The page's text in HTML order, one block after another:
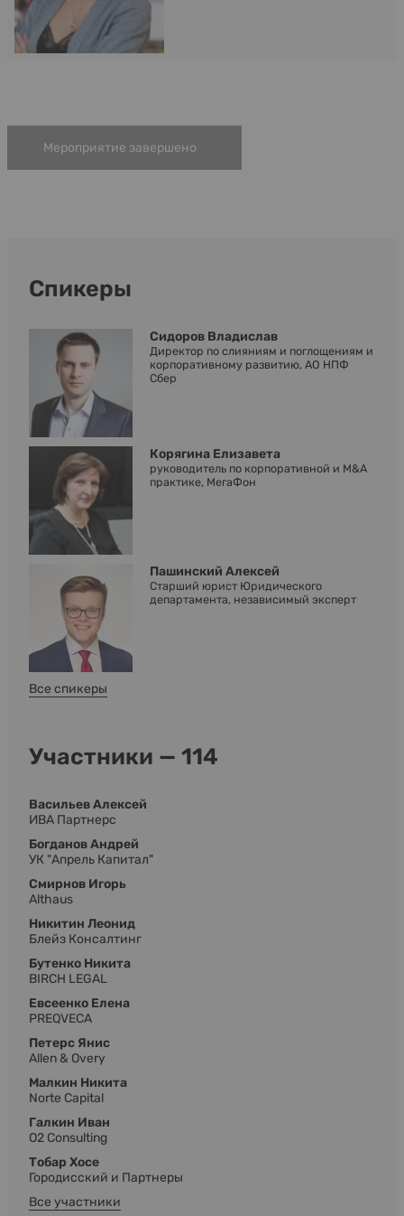
Мероприятие завершено
Спикеры
Сидоров Владислав
Директор по слияниям и поглощениям и
корпоративному развитию, АО НПФ
Сбер
Корягина Елизавета
руководитель по корпоративной и M&A
практике, МегаФон
Пашинский Алексей
Старший юрист Юридического
департамента, независимый эксперт
Все спикеры
Участники — 114
Васильев Алексей
ИВА Партнерс
Богданов Андрей
УК "Апрель Капитал"
Смирнов Игорь
Althaus
Никитин Леонид
Блейз Консалтинг
Бутенко Никита
BIRCH LEGAL
Евсеенко Елена
PREQVECA
Петерс Янис
Allen & Overy
Малкин Никита
Norte Capital
Галкин Иван
O2 Consulting
Тобар Хосе
Городисский и Партнеры
Все участники